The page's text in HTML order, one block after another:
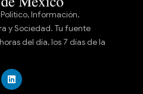
Información,
y Sociedad. Tu fuente
del día, los 7 días de la